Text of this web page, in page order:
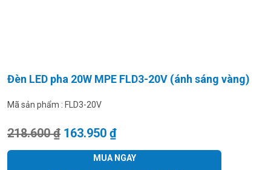
Đèn LED pha 20W MPE FLD3-20V (ánh sáng vàng)
Mã sản phẩm : FLD3-20V
218.600₫ Giá gốc là: 218.600 ₫.
163.950 ₫Giá hiện tại là: 163.950 ₫.
MUA NGAY